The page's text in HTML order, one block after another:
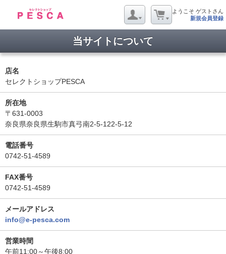
ようこそ ゲストさん
新規会員登録
当サイトについて
店名
セレクトショップPESCA
所在地
〒631-0003
奈良県奈良県生駒市真弓南2-5-122-5-12
電話番号
0742-51-4589
FAX番号
0742-51-4589
メールアドレス
info@e-pesca.com
営業時間
午前11:00～午後8:00